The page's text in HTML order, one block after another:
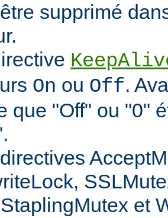
supprimé
On ou Off.
que "Off" ou "0"
et